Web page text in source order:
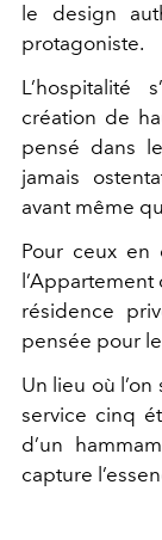
le design
protagoniste.
L’hospitalité
création de
pensé dans
jamais
avant même
Pour ceux en
résidence
pensée pour
Un lieu où
service cinq
d’un
capture